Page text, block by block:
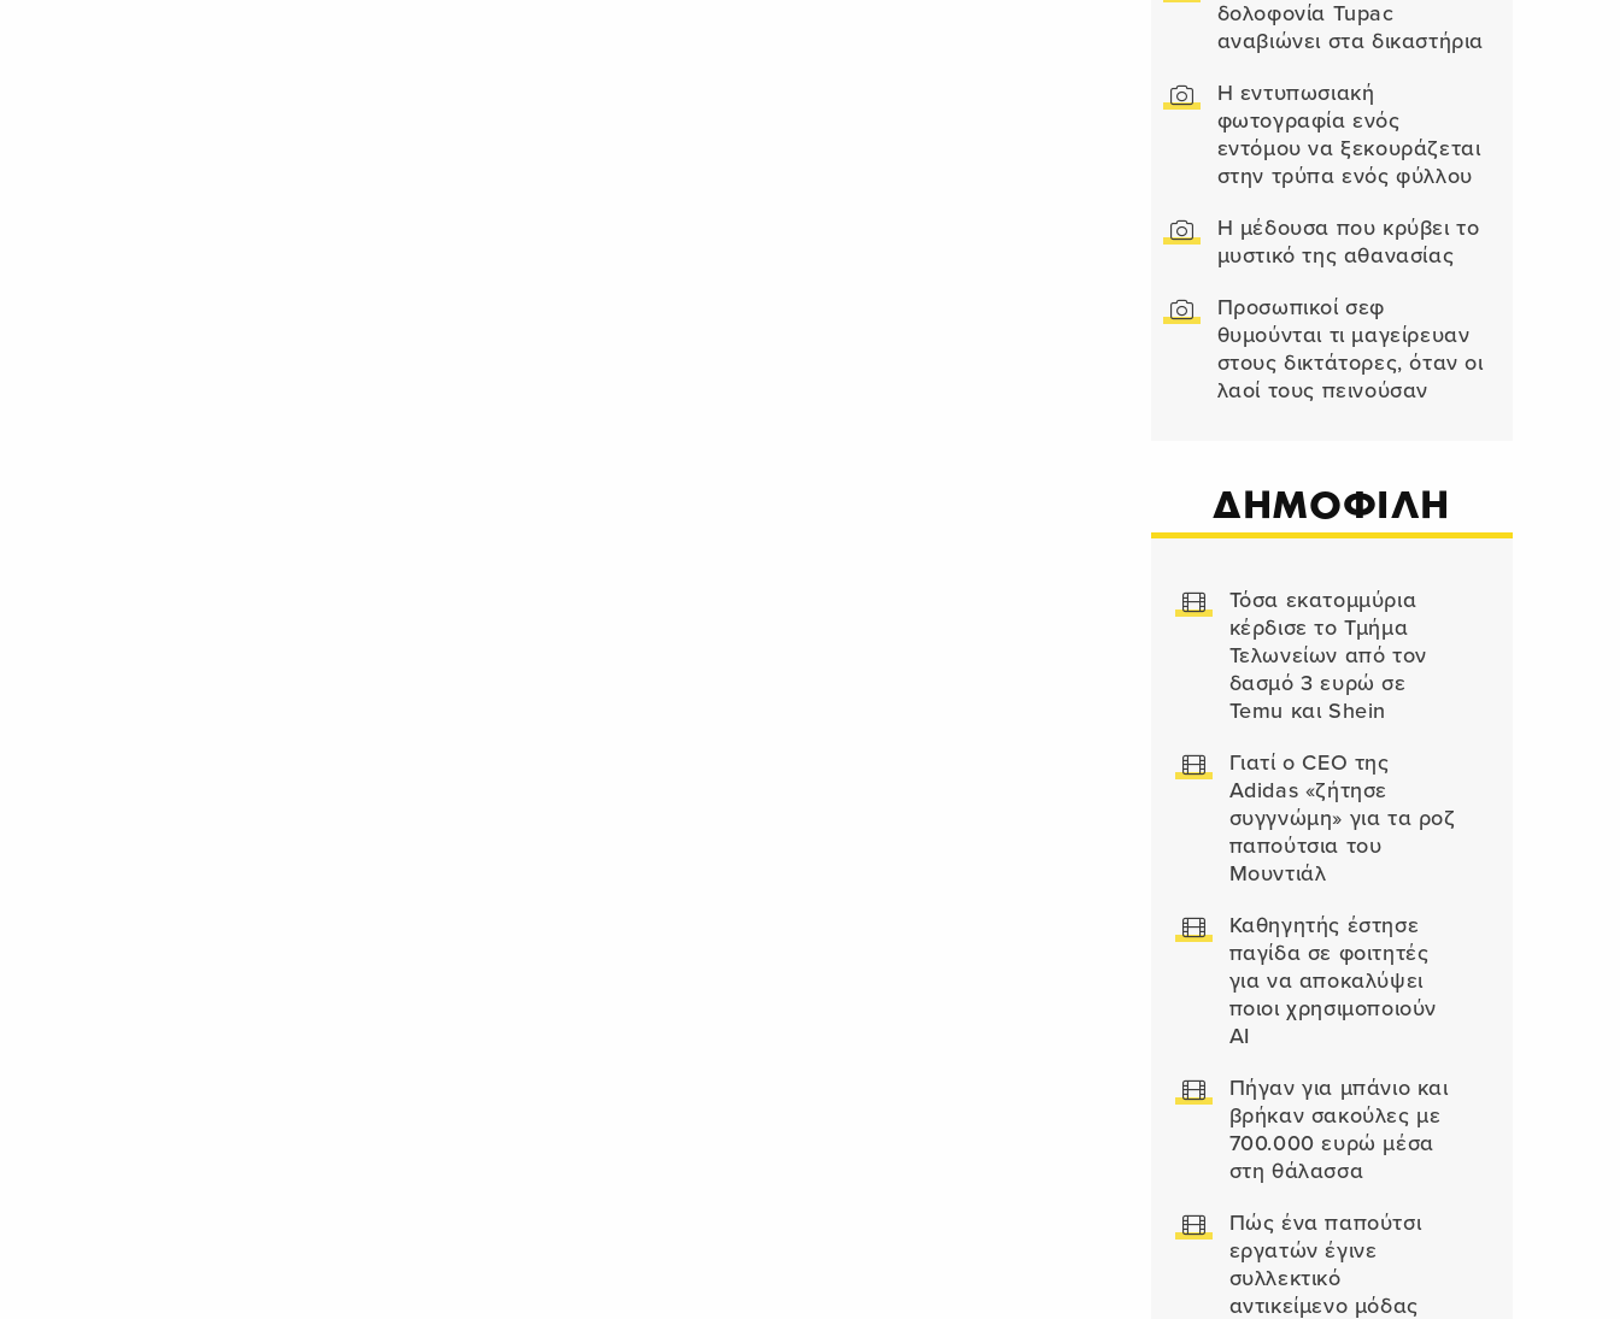
δολοφονία Tupac
αναβιώνει στα δικαστήρια
Η εντυπωσιακή
φωτογραφία ενός
εντόμου να ξεκουράζεται
στην τρύπα ενός φύλλου
Η μέδουσα που κρύβει το
μυστικό της αθανασίας
Προσωπικοί σεφ
θυμούνται τι μαγείρευαν
στους δικτάτορες, όταν οι
λαοί τους πεινούσαν
ΔΗΜΟΦΙΛΗ
Τόσα εκατομμύρια
κέρδισε το Τμήμα
Τελωνείων από τον
δασμό 3 ευρώ σε
Temu και Shein
Γιατί ο CEO της
Adidas «ζήτησε
συγγνώμη» για τα ροζ
παπούτσια του
Μουντιάλ
Καθηγητής έστησε
παγίδα σε φοιτητές
για να αποκαλύψει
ποιοι χρησιμοποιούν
AI
Πήγαν για μπάνιο και
βρήκαν σακούλες με
700.000 ευρώ μέσα
στη θάλασσα
Πώς ένα παπούτσι
εργατών έγινε
συλλεκτικό
αντικείμενο μόδας